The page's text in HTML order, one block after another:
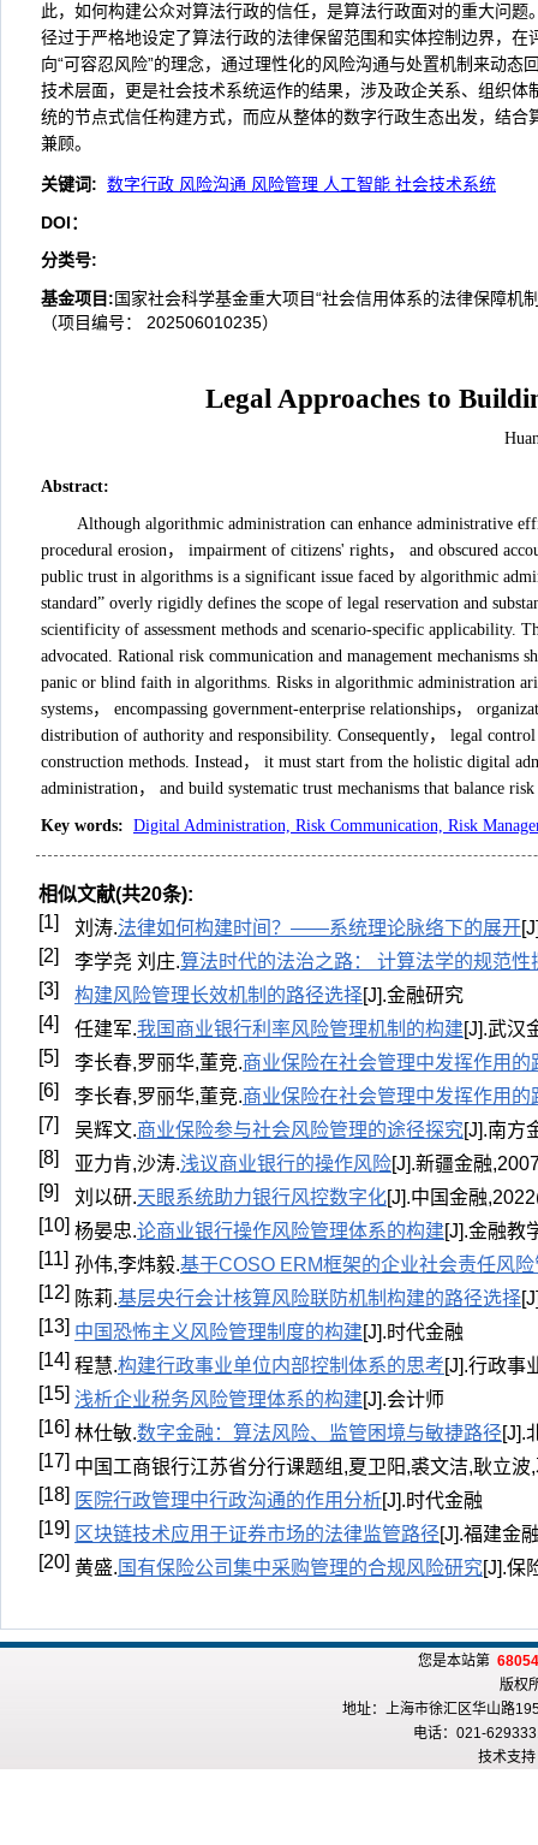
此，如何构建公众对算法行政的信任，是算法行政面对的重大问
径过于严格地设定了算法行政的法律保留范围和实体控制边界，
向“可容忍风险”的理念，通过理性化的风险沟通与处置机制来动
技术层面，更是社会技术系统运作的结果，涉及政企关系、组织
统的节点式信任构建方式，而应从整体的数字行政生态出发，结
兼顾。
关键词: 数字行政 风险沟通 风险管理 人工智能 社会技术系统
DOI：
分类号:
基金项目:国家社会科学基金重大项目“社会信用体系的法律保障
（项目编号： 202506010235）
Legal Approaches to
Abstract:
Although algorithmic administration can enhance administrative
procedural erosion， impairment of citizens' rights， and obscured
public trust in algorithms is a significant issue faced by algorithmic
standard” overly rigidly defines the scope of legal reservation and
scientificity of assessment methods and scenario-specific applicability.
advocated. Rational risk communication and management mechanisms
panic or blind faith in algorithms. Risks in algorithmic administration
systems， encompassing government-enterprise relationships，
distribution of authority and responsibility. Consequently， legal
construction methods. Instead， it must start from the holistic digital
administration， and build systematic trust mechanisms that balance
Key words: Digital Administration, Risk Communication, Risk
相似文献(共20条):
[1]
刘涛.法律如何构建时间？——系统理论脉络下的展开
[2]
李学尧 刘庄.算法时代的法治之路： 计算法学的规范性
[3]
构建风险管理长效机制的路径选择[J].金融研究
[4]
任建军.我国商业银行利率风险管理机制的构建[J].武汉
[5]
李长春,罗丽华,董竞.商业保险在社会管理中发挥作用的
[6]
李长春,罗丽华,董竞.商业保险在社会管理中发挥作用的
[7]
吴辉文.商业保险参与社会风险管理的途径探究[J].南方
[8]
亚力肯,沙涛.浅议商业银行的操作风险[J].新疆金融
[9]
刘以研.天眼系统助力银行风控数字化[J].中国金融
[10] 杨晏忠.论商业银行操作风险管理体系的构建[J].金融教
[11] 孙伟,李炜毅.基于COSO ERM框架的企业社会责任风
[12] 陈莉.基层央行会计核算风险联防机制构建的路径选择
[13] 中国恐怖主义风险管理制度的构建[J].时代金融
[14] 程慧.构建行政事业单位内部控制体系的思考[J].行政事
[15] 浅析企业税务风险管理体系的构建[J].会计师
[16] 林仕敏.数字金融：算法风险、监管困境与敏捷路径[J].
[17] 中国工商银行江苏省分行课题组,夏卫阳,裘文洁,耿立波
[18] 医院行政管理中行政沟通的作用分析[J].时代金融
[19] 区块链技术应用于证券市场的法律监管路径[J].福建金
[20] 黄盛. 国有保险公司集中采购管理的合规风险研究[J].保
您是本站第
版权
地址：上海市徐汇区华山路
电话：021-
技术支